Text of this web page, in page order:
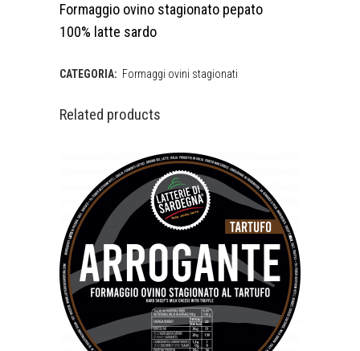
Formaggio ovino stagionato pepato
100% latte sardo
CATEGORIA: Formaggi ovini stagionati
Related products